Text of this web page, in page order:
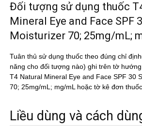
Đối tượng sử dụng thuốc
Mineral Eye and Face SPF
Moisturizer 70; 25mg/mL;
Tuân thủ sử dụng thuốc theo đúng chỉ
năng cho đối tượng nào) ghi trên tờ
T4 Natural Mineral Eye and Face SPF 30
70; 25mg/mL; mg/mL hoặc tờ kê đơn
Liều dùng và cách